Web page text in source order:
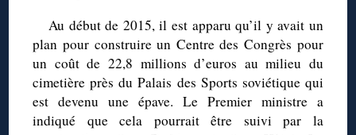
Au début de 2015, il est apparu qu’il y avait un
plan pour construire un Centre des Congrès pour
un coût de 22,8 millions d’euros au milieu du
cimetière près du Palais des Sports soviétique qui
est devenu une épave. Le Premier ministre a
indiqué que cela pourrait être suivi par la